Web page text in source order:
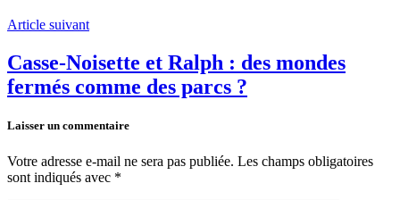
Article suivant
Casse-Noisette et Ralph : des mondes
fermés comme des parcs ?
Laisser un commentaire
Votre adresse e-mail ne sera pas publiée. Les champs obligatoires
sont indiqués avec *